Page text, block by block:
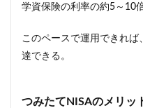
学資保険の利率の約5～10倍
このペースで運用できれば
達できる。
つみたてNISAのメリッ